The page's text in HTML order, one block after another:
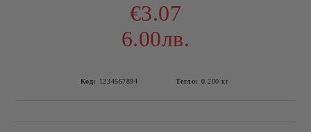
€3.07
6.00лв.
Код: 1234567894 Тегло: 0.200 кг